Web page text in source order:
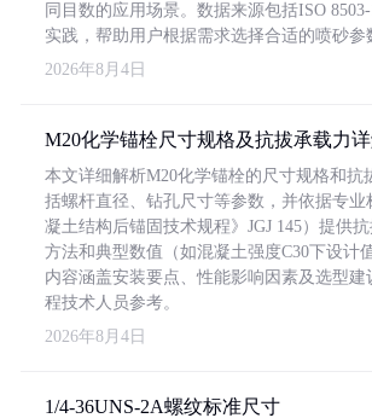
同目数的应用场景。数据来源包括ISO
实践，帮助用户根据需求选择合适的喷砂参
2026年8月4日
M20化学锚栓尺寸规格及抗拔承载力
本文详细解析M20化学锚栓的尺寸规格和抗
括螺杆直径、钻孔尺寸等参数，并依据专业
凝土结构后锚固技术规程》JGJ 145）提供
方法和典型数值（如混凝土强度C30下设计
内容涵盖安装要点、性能影响因素及选型建
程技术人员参考。
2026年8月4日
1/4-36UNS-2A螺纹标准尺寸